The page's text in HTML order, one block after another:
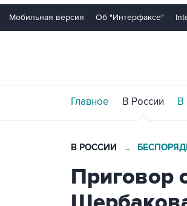
Мобильная версия Об "Интерфаксе"
Главное В России В
В РОССИИ →
Приговор